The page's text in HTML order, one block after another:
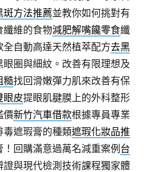
斑方法推薦並教你如何挑對有
纖維的食物減肥解嘴饞零食纖
自動高達天然植萃配方去黑
眼圈與細紋。改善有限理想及
糙找回滑嫩彈力肌來改善有保
眼皮提眼肌腱膜上的外科整形
價新竹汽車借款根據專員專業
毒遮瑕膏的種類遮瑕化妝品推
回購滿意過萬名減重案例 台
證與現代檢測技術課程獨家體